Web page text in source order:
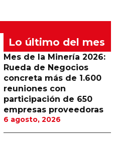
Lo último del mes
Mes de la Minería 2026:
Rueda de Negocios
concreta más de 1.600
reuniones con
participación de 650
empresas proveedoras
6 agosto, 2026